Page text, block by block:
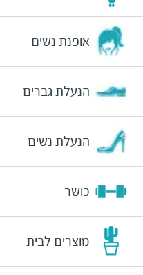
אופנת נשים
הנעלת גברים
הנעלת נשים
כושר
מוצרים לבית